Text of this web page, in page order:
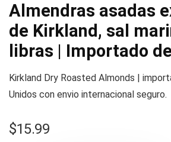
Almendras asadas
de Kirkland, sal
libras | Importado
Kirkland Dry Roasted Almonds |
Unidos con envio internacional seguro.
$15.99